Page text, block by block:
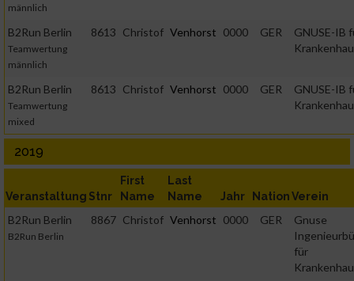
männlich
B2Run Berlin
Teamwertung
männlich
8613 Christof Venhorst 0000 GER
GNUSE-IB
B2Run Berlin
Teamwertung
mixed
8613 Christof Venhorst 0000 GER
GNUSE-IB
2019
Veranstaltung Stnr
First
Name
Last
Name
Jahr NationVerein
B2Run Berlin
B2Run Berlin
8867 Christof Venhorst 0000 GER
Gnuse
für